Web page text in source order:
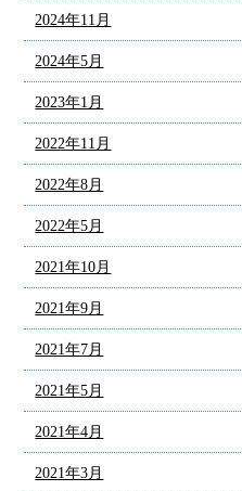
2024年11月
2024年5月
2023年1月
2022年11月
2022年8月
2022年5月
2021年10月
2021年9月
2021年7月
2021年5月
2021年4月
2021年3月